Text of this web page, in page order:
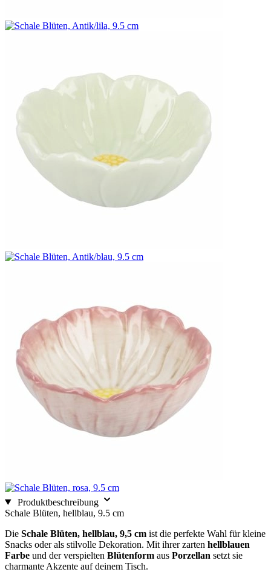
Produktbeschreibung
Schale Blüten, hellblau, 9.5 cm
Die Schale Blüten, hellblau, 9,5 cm ist die perfekte Wahl für kleine
Snacks oder als stilvolle Dekoration. Mit ihrer zarten hellblauen
Farbe und der verspielten Blütenform aus Porzellan setzt sie
charmante Akzente auf deinem Tisch.